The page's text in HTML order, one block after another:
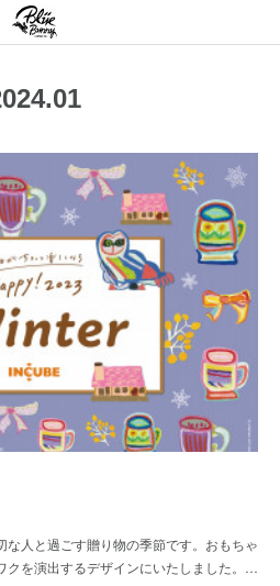
.01
な人と過ごす贈り物の季節です。おもちゃ
クを演出するデザインにいたしました。…